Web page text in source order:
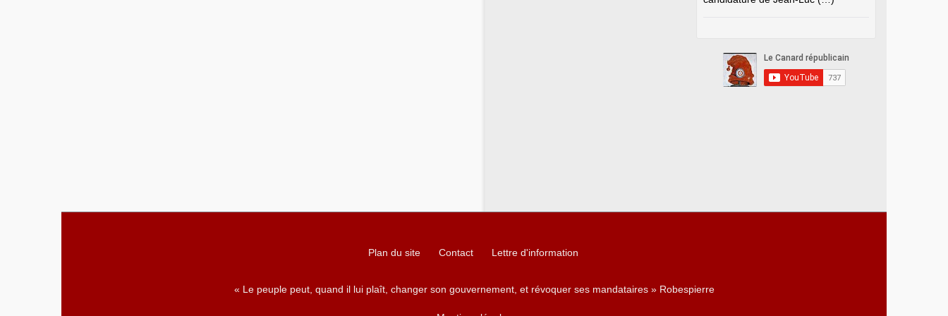
Plan du site Contact Lettre d'information
« Le peuple peut, quand il lui plaît, changer son gouvernement, et révoquer ses mandataires » Robespierre